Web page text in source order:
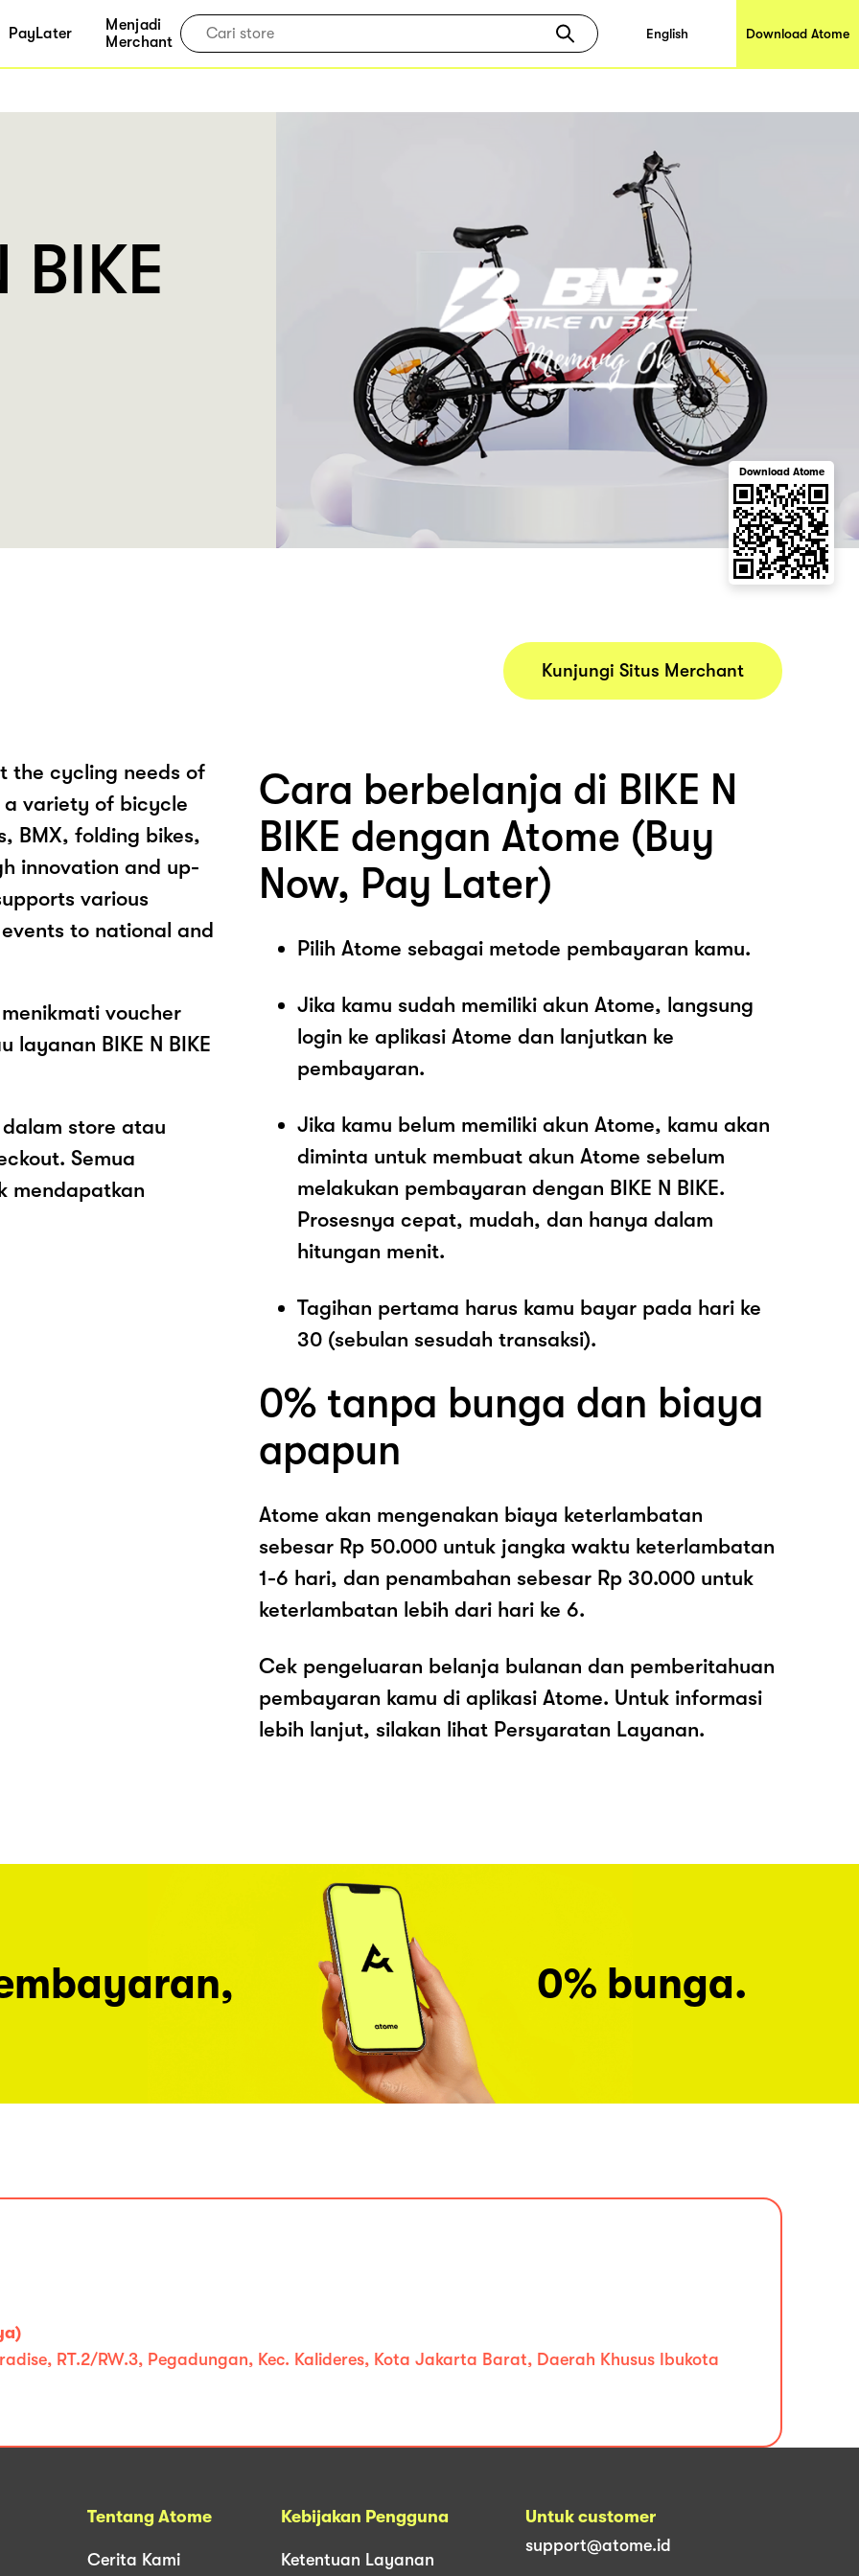
PayLater
Menjadi
Merchant
English Download Atome
BIKE
Download Atome
the cycling needs of
a variety of bicycle
BMX, folding bikes,
innovation and up-
various
to national and
voucher
BIKE N BIKE
dalam store atau
Semua
mendapatkan
Kunjungi Situs Merchant
Cara berbelanja di BIKE N
BIKE dengan Atome (Buy
Now, Pay Later)
Pilih Atome sebagai metode pembayaran kamu.
Jika kamu sudah memiliki akun Atome, langsung
login ke aplikasi Atome dan lanjutkan ke
pembayaran.
Jika kamu belum memiliki akun Atome, kamu akan
diminta untuk membuat akun Atome sebelum
melakukan pembayaran dengan BIKE N BIKE.
Prosesnya cepat, mudah, dan hanya dalam
hitungan menit.
Tagihan pertama harus kamu bayar pada hari ke
30 (sebulan sesudah transaksi).
0% tanpa bunga dan biaya
apapun
Atome akan mengenakan biaya keterlambatan
sebesar Rp 50.000 untuk jangka waktu keterlambatan
1-6 hari, dan penambahan sebesar Rp 30.000 untuk
keterlambatan lebih dari hari ke 6.
Cek pengeluaran belanja bulanan dan pemberitahuan
pembayaran kamu di aplikasi Atome. Untuk informasi
lebih lanjut, silakan lihat Persyaratan Layanan.
0% bunga.
RT.2/RW.3, Pegadungan, Kec. Kalideres, Kota Jakarta Barat, Daerah Khusus Ibukota
Tentang Atome
Cerita Kami
Kebijakan Pengguna
Ketentuan Layanan
Untuk customer
support@atome.id